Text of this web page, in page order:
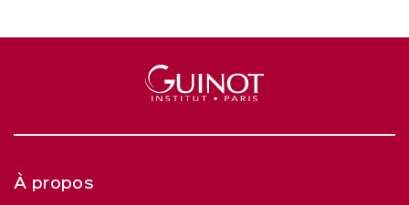
À propos